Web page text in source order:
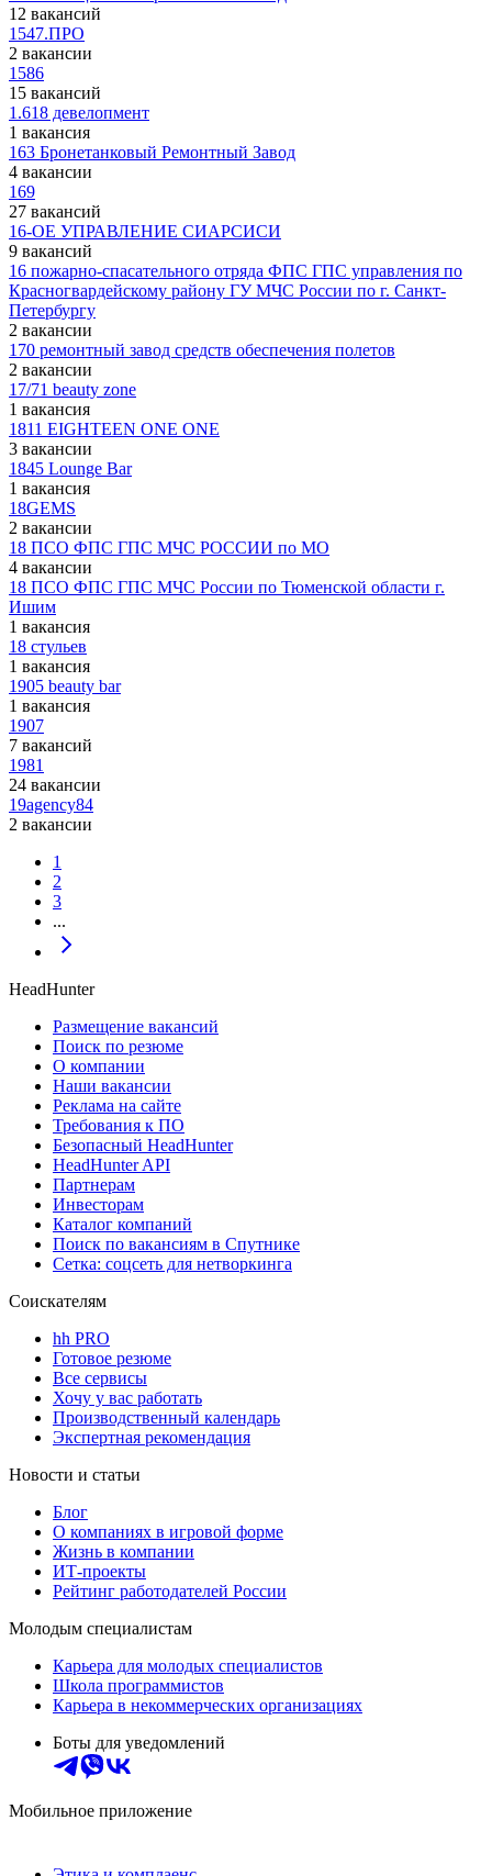
12 вакансий
1547.ПРО
2 вакансии
1586
15 вакансий
1.618 девелопмент
1 вакансия
163 Бронетанковый Ремонтный Завод
4 вакансии
169
27 вакансий
16-ОЕ УПРАВЛЕНИЕ СИАРСИСИ
9 вакансий
16 пожарно-спасательного отряда ФПС ГПС управления по
Красногвардейскому району ГУ МЧС России по г. Санкт-
Петербургу
2 вакансии
170 ремонтный завод средств обеспечения полетов
2 вакансии
17/71 beauty zone
1 вакансия
1811 EIGHTEEN ONE ONE
3 вакансии
1845 Lounge Bar
1 вакансия
18GEMS
2 вакансии
18 ПСО ФПС ГПС МЧС РОССИИ по МО
4 вакансии
18 ПСО ФПС ГПС МЧС России по Тюменской области г.
Ишим
1 вакансия
18 стульев
1 вакансия
1905 beauty bar
1 вакансия
1907
7 вакансий
1981
24 вакансии
19agency84
2 вакансии
1
2
3
...
HeadHunter
Размещение вакансий
Поиск по резюме
О компании
Наши вакансии
Реклама на сайте
Требования к ПО
Безопасный HeadHunter
HeadHunter API
Партнерам
Инвесторам
Каталог компаний
Поиск по вакансиям в Спутнике
Сетка: соцсеть для нетворкинга
Соискателям
hh PRO
Готовое резюме
Все сервисы
Хочу у вас работать
Производственный календарь
Экспертная рекомендация
Новости и статьи
Блог
О компаниях в игровой форме
Жизнь в компании
ИТ-проекты
Рейтинг работодателей России
Молодым специалистам
Карьера для молодых специалистов
Школа программистов
Карьера в некоммерческих организациях
Боты для уведомлений
Мобильное приложение